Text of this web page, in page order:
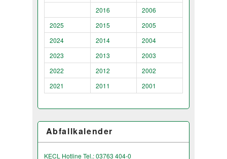
2016
2006
2025
2015
2005
2024
2014
2004
2023
2013
2003
2022
2012
2002
2021
2011 2001
Abfallkalender
KECL Hotline Tel.: 03763 404-0